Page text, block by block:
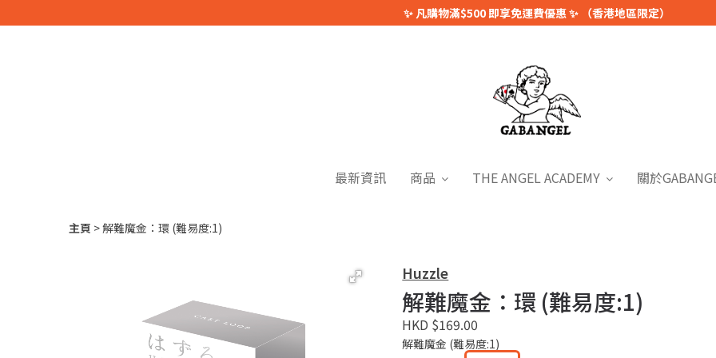
✨ 凡購物滿$500 即享免運費優惠 ✨ （香港地區限定）
最新資訊 商品 THE ANGEL ACADEMY 關於
主頁 解難魔金：環 (難易度:1)
Huzzle
解難魔金：環 (難易度:1)
HKD $169.00
解難魔金 (難易度:1)